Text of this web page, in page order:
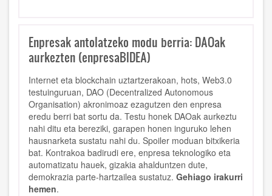
Enpresak antolatzeko modu berria: DAOak
aurkezten (enpresaBIDEA)
Internet eta blockchain uztartzerakoan, hots, Web3.0
testuinguruan, DAO (Decentralized Autonomous
Organisation) akronimoaz ezagutzen den enpresa
eredu berri bat sortu da. Testu honek DAOak aurkeztu
nahi ditu eta bereziki, garapen honen inguruko lehen
hausnarketa sustatu nahi du. Spoiler moduan bitxikeria
bat. Kontrakoa badirudi ere, enpresa teknologiko eta
automatizatu hauek, gizakia ahalduntzen dute,
demokrazia parte-hartzailea sustatuz. Gehiago irakurri
hemen.